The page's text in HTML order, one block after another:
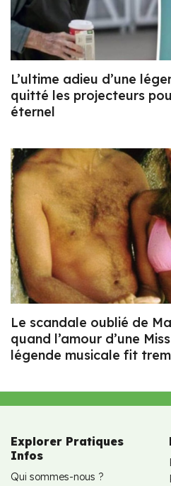
L’ultime adieu d’une
quitté les projecteurs
éternel
Le scandale oublié de
quand l’amour d’une
légende musicale fit
Explorer Pratiques
Infos
Qui sommes-nous ?